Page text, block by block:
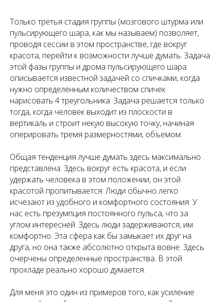
Только третья стадия группы (мозгового штурма или
пульсирующего шара, как мы называем) позволяет,
проводя сессии в этом пространстве, где вокруг
красота, перейти к возможности лучше думать. Задача
этой фазы группы и дрома пульсирующего шара
описывается известной задачей со спичками, когда
нужно определенным количеством спичек
нарисовать 4 треугольника. Задача решается только
тогда, когда человек выходит из плоскости в
вертикаль и строит некую высокую точку, начиная
оперировать тремя размерностями, объемом.
Общая тенденция лучше думать здесь максимально
представлена. Здесь вокруг есть красота, и если
удержать человека в этом положении, он этой
красотой пропитывается. Люди обычно легко
исчезают из удобного и комфортного состояния. У
нас есть презумпция постоянного пульса, что за
углом интересней. Здесь люди задерживаются, им
комфортно. Эта сфера как бы замыкает их друг на
друга, но она также абсолютно открыта вовне. Здесь
очерчены определенные пространства. В этой
прохладе реально хорошо думается.
Для меня это один из примеров того, как усиление